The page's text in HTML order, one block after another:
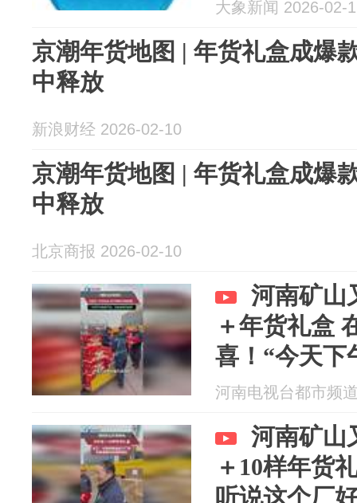
大象新闻 2026-02-
京潮年货地图 | 年货礼盒成爆款 年味消费在超
中释放
新浪财经 2026-02-10
京潮年货地图 | 年货礼盒成爆
中释放
北京商报 2026-02-10
河南矿山
＋年货礼盒
喜！“今天下
东西又有钱”
河南电视台都市频
河南矿山
＋10样年货
听说这个厂